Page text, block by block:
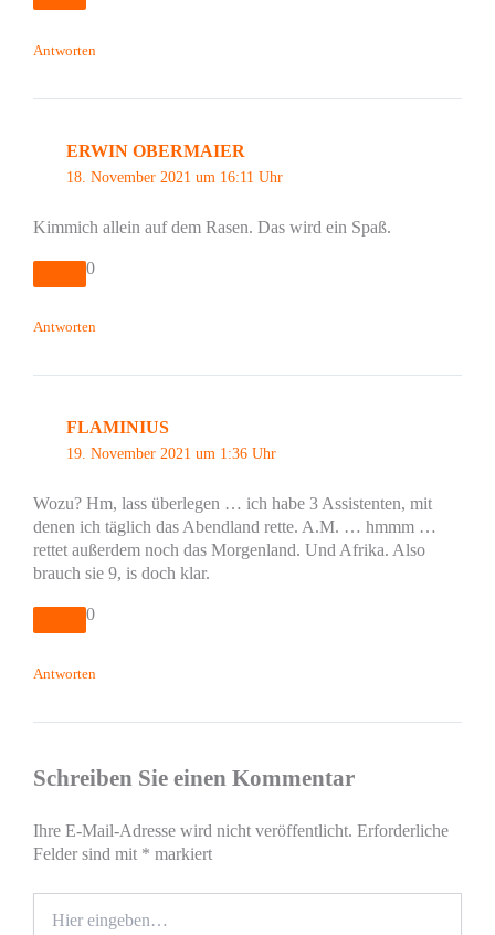
Antworten
ERWIN OBERMAIER
18. November 2021 um 16:11 Uhr
Kimmich allein auf dem Rasen. Das wird ein Spaß.
0
Antworten
FLAMINIUS
19. November 2021 um 1:36 Uhr
Wozu? Hm, lass überlegen … ich habe 3 Assistenten, mit
denen ich täglich das Abendland rette. A.M. … hmmm …
rettet außerdem noch das Morgenland. Und Afrika. Also
brauch sie 9, is doch klar.
0
Antworten
Schreiben Sie einen Kommentar
Ihre E-Mail-Adresse wird nicht veröffentlicht. Erforderliche
Felder sind mit * markiert
eingeben…